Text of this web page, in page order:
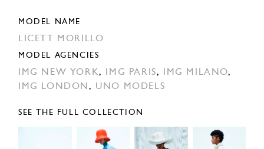
MODEL NAME
LICETT MORILLO
MODEL AGENCIES
IMG NEW YORK, IMG PARIS, IMG MILANO,
IMG LONDON , UNO MODELS
SEE THE FULL COLLECTION